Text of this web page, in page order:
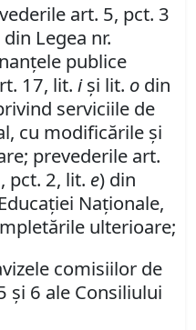
art. 5, pct. 3
Legea nr.
publice
17, lit. işi lit. o din
serviciile de
cu modificările şi
prevederile art.
pct. 2, lit. e) din
Naţionale,
ulterioare;
comisiilor de
şi 6 ale Consiliului